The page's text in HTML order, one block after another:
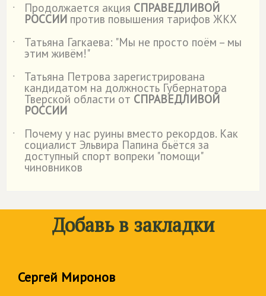
˙
Продолжается акция СПРАВЕДЛИВОЙ
РОССИИ против повышения тарифов ЖКХ
˙
Татьяна Гагкаева: "Мы не просто поём – мы
этим живём!"
˙
Татьяна Петрова зарегистрирована
кандидатом на должность Губернатора
Тверской области от СПРАВЕДЛИВОЙ
РОССИИ
˙
Почему у нас руины вместо рекордов. Как
социалист Эльвира Папина бьётся за
доступный спорт вопреки "помощи"
чиновников
Добавь в закладки
Сергей Миронов